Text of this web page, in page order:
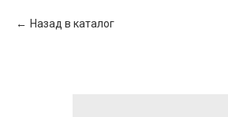
Назад в каталог